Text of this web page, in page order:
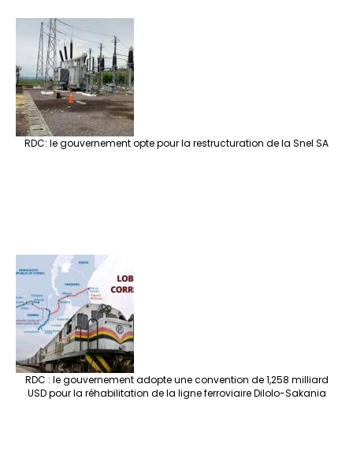
RDC: le gouvernement opte pour la restructuration de la Snel SA
RDC : le gouvernement adopte une convention de 1,258 milliard
USD pour la réhabilitation de la ligne ferroviaire Dilolo-Sakania